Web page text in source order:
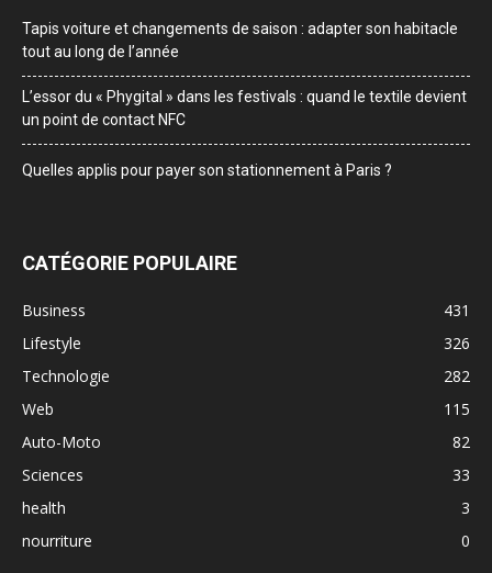
Tapis voiture et changements de saison : adapter son habitacle
tout au long de l’année
L’essor du « Phygital » dans les festivals : quand le textile devient
un point de contact NFC
Quelles applis pour payer son stationnement à Paris ?
CATÉGORIE POPULAIRE
Business
431
Lifestyle
326
Technologie
282
Web
115
Auto-Moto
82
Sciences
33
health
3
nourriture
0